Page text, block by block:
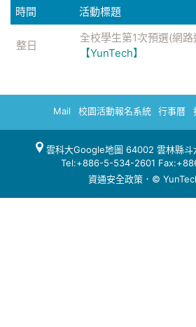
時間 活動標題
整日
全校學生第1次預選(網
【YunTech】
Mail 校園活動報名系統 行事曆
雲科大Google地圖 64002 雲林縣斗
Tel:+886-5-534-2601
資通安全政策 ．©